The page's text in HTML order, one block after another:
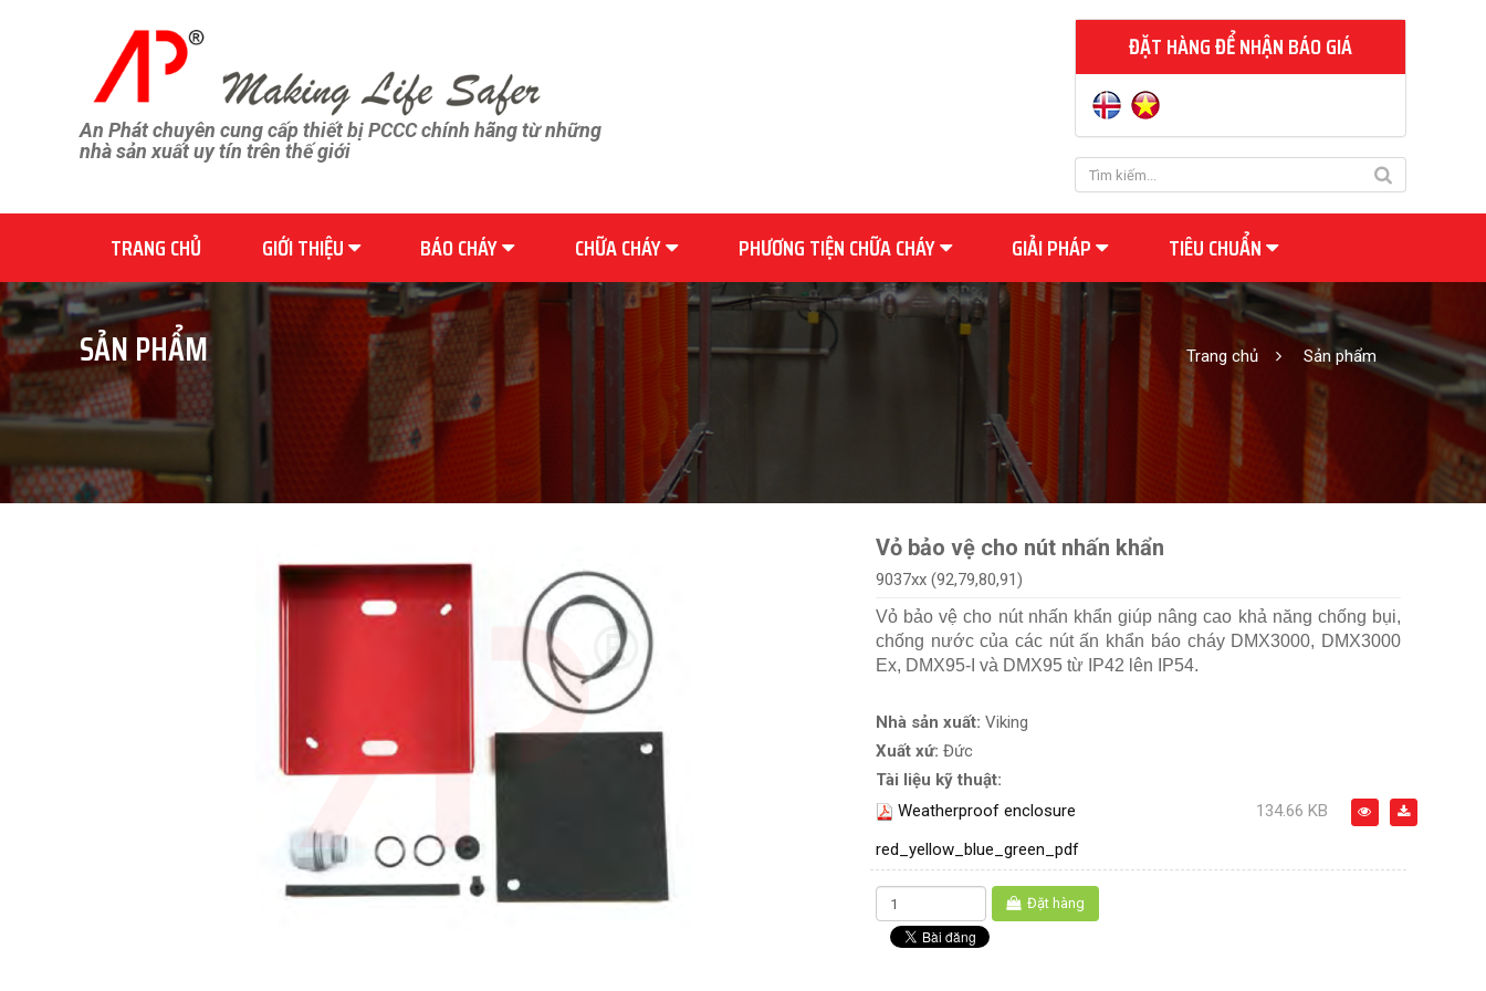
An Phát chuyên cung cấp thiết bị PCCC chính hãng từ những
nhà sản xuất uy tín trên thế giới
ĐẶT HÀNG ĐỂ NHẬN BÁO GIÁ
TRANG CHỦ GIỚI THIỆU BÁO CHÁY CHỮA CHÁY PHƯƠNG TIỆN CHỮA CHÁY GIẢI PHÁP TIÊU CHUẨN
SẢN PHẨM Trang chủ Sản phẩm
Vỏ bảo vệ cho nút nhấn khẩn
9037xx (92,79,80,91)
Vỏ bảo vệ cho nút nhấn khẩn giúp nâng cao khả năng chống bụi,
chống nước của các nút ấn khẩn báo cháy DMX3000, DMX3000
Ex, DMX95-I và DMX95 từ IP42 lên IP54.
Nhà sản xuất: Viking
Xuất xứ: Đức
Tài liệu kỹ thuật:
Weatherproof enclosure
red_yellow_blue_green_pdf
134.66 KB
Đặt hàng